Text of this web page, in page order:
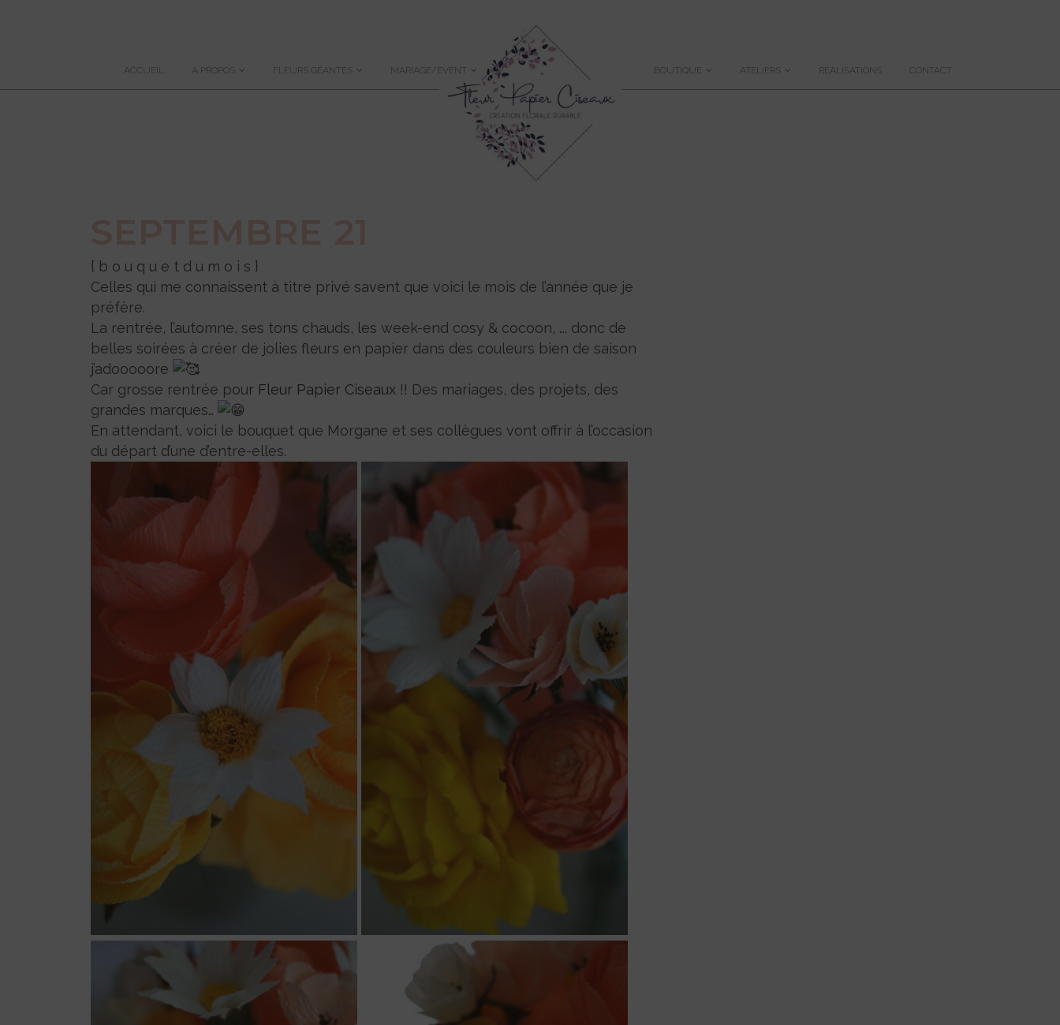
ACCUEIL A PROPOS FLEURS GÉANTES MARIAGE/EVENT BOUTIQUE ATELIERS RÉALISATIONS CONTACT
{ b o u q u e t d u m o i s }
Celles qui me connaissent à titre privé savent que voici le mois de l’année que je
préfère.
La rentrée, l’automne, ses tons chauds, les week-end cosy & cocoon, …. donc de
belles soirées à créer de jolies fleurs en papier dans des couleurs bien de saison
j’adooooore
Car grosse rentrée pour Fleur Papier Ciseaux!! Des mariages, des projets, des
grandes marques…
En attendant, voici le bouquet que Morgane et ses collègues vont offrir à l’occasion
du départ d’une d’entre-elles.